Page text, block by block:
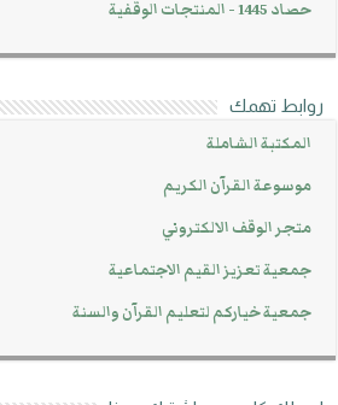
حصاد 1445 - المنتجات الوقفية
روابط تهمك
المكتبة الشاملة
موسوعة القرآن الكريم
متجر الوقف الالكتروني
جمعية تعزيز القيم الاجتماعية
جمعية خياركم لتعليم القرآن والسنة